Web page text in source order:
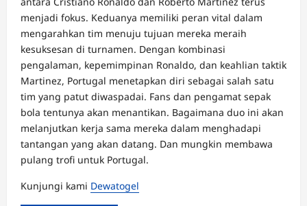
menjadi fokus. Keduanya memiliki peran vital dalam
mengarahkan tim menuju tujuan mereka meraih
kesuksesan di turnamen. Dengan kombinasi
pengalaman, kepemimpinan Ronaldo, dan keahlian taktik
Martinez, Portugal menetapkan diri sebagai salah satu
tim yang patut diwaspadai. Fans dan pengamat sepak
bola tentunya akan menantikan. Bagaimana duo ini akan
melanjutkan kerja sama mereka dalam menghadapi
tantangan yang akan datang. Dan mungkin membawa
pulang trofi untuk Portugal.
Kunjungi kami Dewatogel